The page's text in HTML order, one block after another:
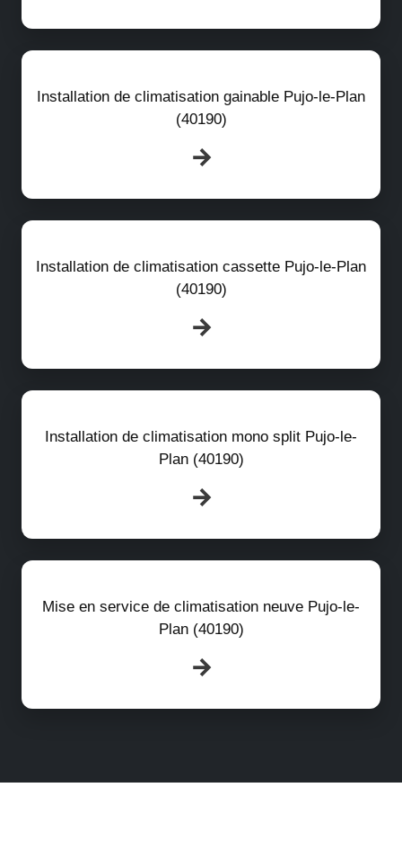
Installation de climatisation gainable Pujo-le-Plan
(40190)
Installation de climatisation cassette Pujo-le-Plan
(40190)
Installation de climatisation mono split Pujo-le-
Plan (40190)
Mise en service de climatisation neuve Pujo-le-
Plan (40190)